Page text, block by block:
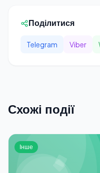
Поділитися
Telegram Viber
Схожі події
Інше